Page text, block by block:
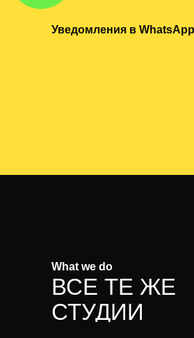
Уведомления в
What we do
ВСЕ ТЕ ЖЕ
СТУДИИ